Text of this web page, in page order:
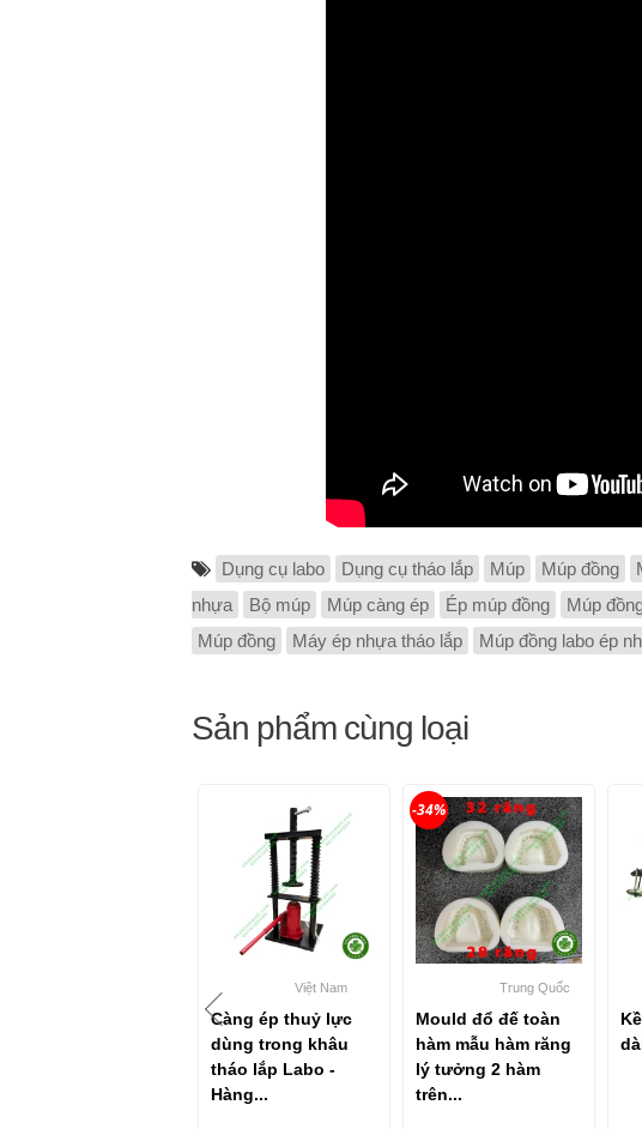
Dụng cụ labo Dụng cụ tháo lắp Múp Múp đồng
nhựa
Bộ múp Múp càng ép Ép múp đồng Múp
Múp đồng
Máy ép nhựa tháo lắp Múp đồng labo ép
Sản phẩm cùng loại
Trung Quốc
Cây kẹp giấy nhám
đầu trụ to - Cái
15,000
Trung Quốc
Cây kẹp giấy nhám
đầu nhọn - Cái